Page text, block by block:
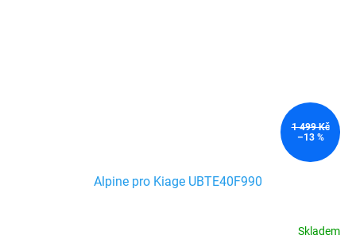
1 499 Kč
–13 %
Alpine pro Kiage UBTE40F990
Skladem